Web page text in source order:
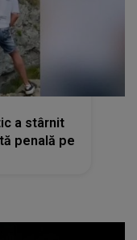
a stârnit
penală pe